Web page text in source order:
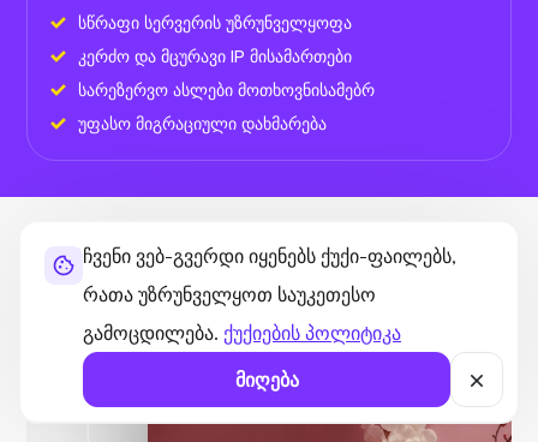
ჩვენი ვებ-გვერდი იყენებს ქუქი-ფაილებს,
რათა უზრუნველყოთ საუკეთესო
გამოცდილება. ქუქიების პოლიტიკა
მიღება
სწრაფი სერვერის უზრუნველყოფა
კერძო და მცურავი IP მისამართები
სარეზერვო ასლები მოთხოვნისამებრ
უფასო მიგრაციული დახმარება
99.1